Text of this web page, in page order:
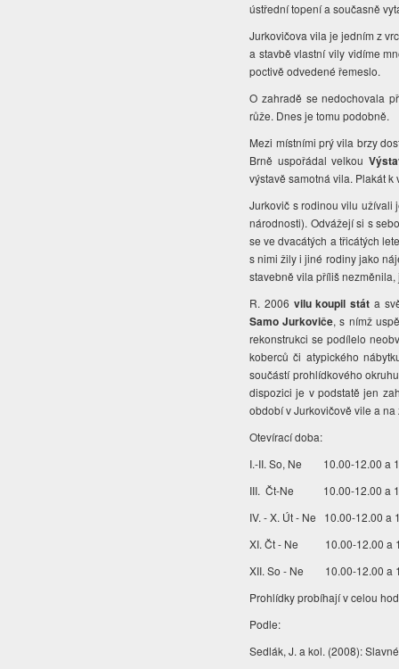
ústřední topení a současně
Jurkovičova vila je jedním z
a stavbě vlastní vily vidíme
poctivě odvedené řemeslo.
O zahradě se nedochovala
růže. Dnes je tomu podobně.
Mezi místními prý vila brzy
Brně uspořádal velkou
výstavě samotná vila. Plakát
Jurkovič s rodinou vilu užívali
národnosti). Odvážejí si s
se ve dvacátých a třicátých
s nimi žily i jiné rodiny jako
stavebně vila příliš
R. 2006 vilu koupil státa
Samo Jurkoviče, s nímž
rekonstrukci se podílelo
koberců či atypického
součástí prohlídkového
dispozici je v podstatě jen
období v Jurkovičově vile a
Otevírací doba:
I.-II. So, Ne 10.00-12.00 a
III. Čt-Ne 10.00-12.00 a
IV. - X. Út - Ne 10.00-12.00 a
XI. Čt - Ne 10.00-12.00 a
XII. So - Ne 10.00-12.00 a
Prohlídky probíhají v celou
Podle:
Sedlák, J. a kol. (2008):